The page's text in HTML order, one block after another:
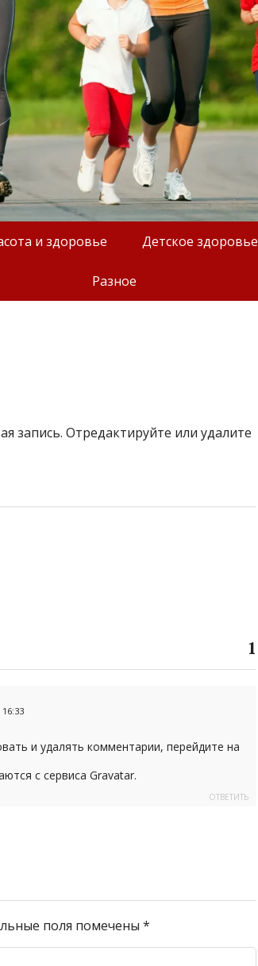
и здоровье Детское здоровье
Разное
запись. Отредактируйте или удалите
1
16:33
и удалять комментарии, перейдите на
с сервиса Gravatar.
ОТВЕТИТЬ
поля помечены *